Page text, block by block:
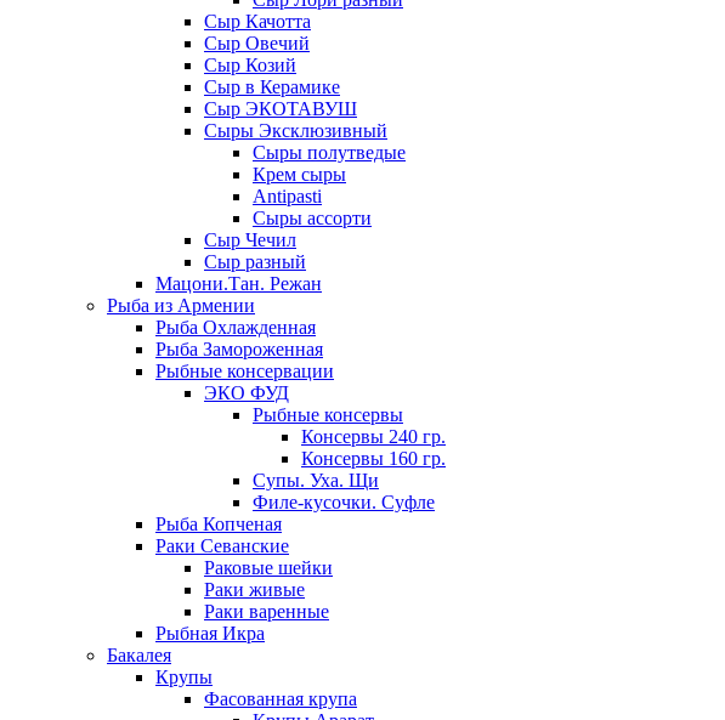
Сыр Качотта
Сыр Овечий
Сыр Козий
Сыр в Керамике
Сыр ЭКОТАВУШ
Сыры Эксклюзивный
Сыры полутведые
Крем сыры
Antipasti
Сыры ассорти
Сыр Чечил
Сыр разный
Мацони.Тан. Режан
Рыба из Армении
Рыба Охлажденная
Рыба Замороженная
Рыбные консервации
ЭКО ФУД
Рыбные консервы
Консервы 240 гр.
Консервы 160 гр.
Супы. Уха. Щи
Филе-кусочки. Суфле
Рыба Копченая
Раки Севанские
Раковые шейки
Раки живые
Раки варенные
Рыбная Икра
Бакалея
Крупы
Фасованная крупа